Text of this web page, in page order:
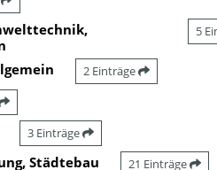
5
2 Einträge
3 Einträge
Städtebau 21 Einträge